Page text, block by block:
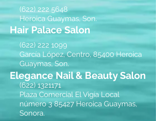
(622) 222 5648
Heroica Guaymas, Son.
Hair Palace Salon
(622) 222 1099
García López, Centro, 85400 Heroica
Guaymas, Son.
Elegance Nail & Beauty Salon
(622)1321171
Plaza Comercial El Vigía Local
número 3 85427 Heroica Guaymas,
Sonora.